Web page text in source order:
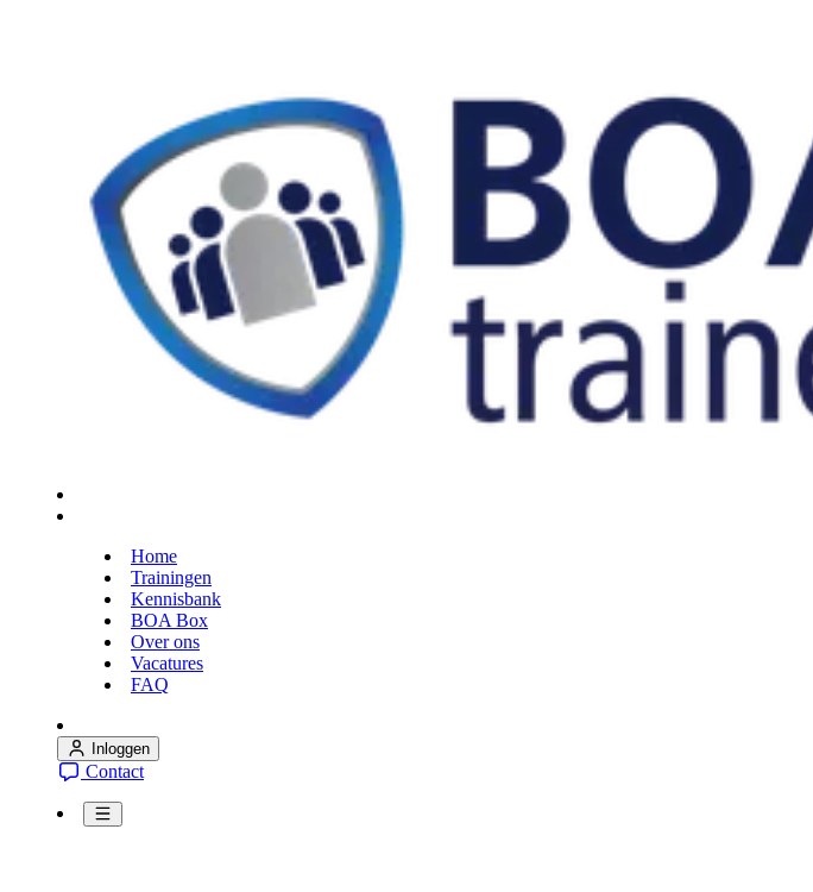
Home
Trainingen
Kennisbank
BOA Box
Over ons
Vacatures
FAQ
Inloggen
Contact